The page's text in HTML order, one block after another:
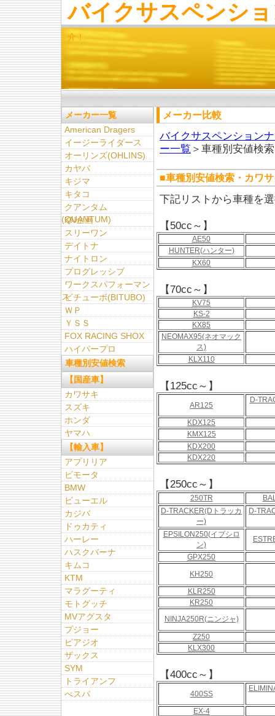
バイクサスペンシ
介！
メーカー比較
バイクサスペンション
ー一覧 ＞車種別安値検
■車種別安値検索・カワ
下記リストから車種を
【50cc～】
AE50
HUNTER(ハンター)
KX60
【70cc～】
KV75
KS-2
KX85
NEOMAX95(ネオマック
ス)
KLX110
【125cc～】
AR125
D-
KDX125
KMX125
KDX200
KDX220
【250cc～】
250TR
D-TRACKER(Dトラッカ
ー)
D-
EPSILON250(イプシロ
ン)
GPX250
KH250
KLR250
KR250
NINJA250R(ニンジャ)
Z250
KLX300
【400cc～】
400SS
EX-4
メーカー一覧
American Dragers
イージーライダース
オーリンズ(OHLINS)
カヤバ
キジマ
キタコ
クアンタム
(QUANTUM)
KN企画
スリーワン
デイトナ
ナイトロン
プログレッシブ
ワークスパフォーマン
ス
ビチューボ(BITUBO)
ＷＰ
ＹＳＳ
FOX RACING SHOX
ハイパープロ
車種別安値検索
【国産車】
カワサキ
スズキ
ホンダ
ヤマハ
【輸入車】
アプリリア
ビモータ
BMW
ビューエル
カジバ
ドゥカティ
ハーレー
ハスクバーナ
キムコ
KTM
マラグーティ
モトグッチ
MVアグスタ
プジョー
ピアジオ
ザックス
SYM
トライアンフ
べスパ